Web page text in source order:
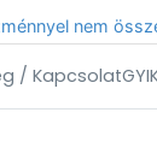
nem
/ Kapcsolat